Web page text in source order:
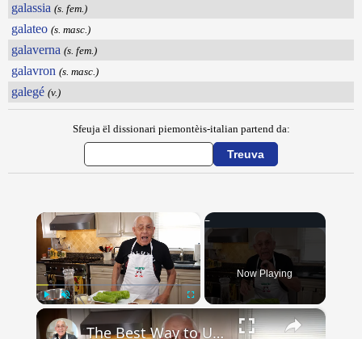
galassia (s. fem.)
galateo (s. masc.)
galaverna (s. fem.)
galavron (s. masc.)
galegé (v.)
Sfeuja ël dissionari piemontèis-italian partend da:
Unmute
Now Playing
×
The Best Way to Use Italian Frying Peppers